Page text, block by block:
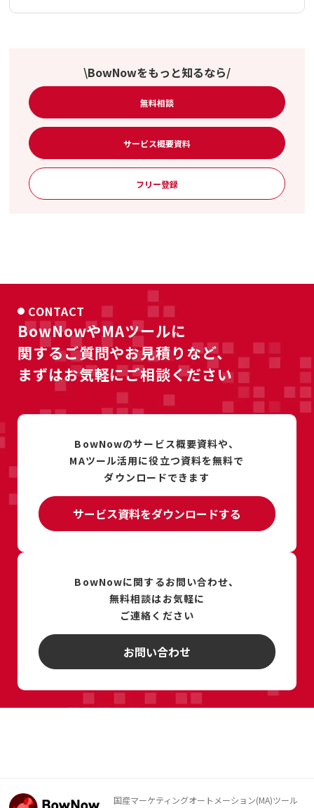
\BowNowをもっと知るなら/
無料相談
サービス概要資料
フリー登録
CONTACT
BowNowやMAツールに
関するご質問やお見積りなど、
まずはお気軽にご相談ください
BowNowのサービス概要資料や、
MAツール活用に役立つ資料を無料で
ダウンロードできます
サービス資料をダウンロードする
BowNowに関するお問い合わせ、
無料相談はお気軽に
ご連絡ください
お問い合わせ
国産マーケティングオートメーション(MA)ツール